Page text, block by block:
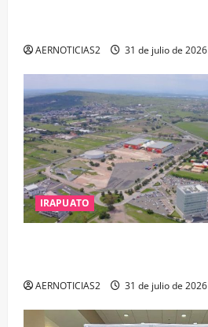
AERNOTICIAS2 31 de julio de 2026
IRAPUATO
AERNOTICIAS2 31 de julio de 2026